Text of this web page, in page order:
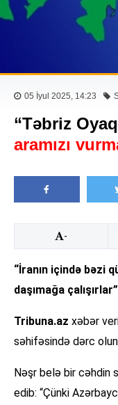
05 İyul 2025, 14:23
“Təbriz
aramızı
-
“İranın içində bəzi
daşımağa
Tribuna.az xəbər
səhifəsində dərc
Nəşr belə bir cəhdin
edib: “Çünki